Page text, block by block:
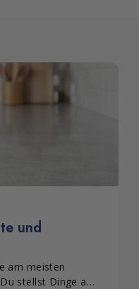
und
am meisten
stellst Dinge ab,